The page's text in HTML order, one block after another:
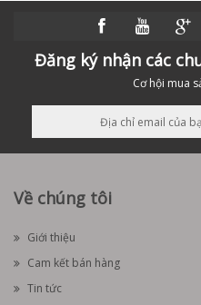
Đăng ký nhận các
Cơ hội mua
Về chúng tôi
Giới thiệu
Cam kết bán hàng
Tin tức